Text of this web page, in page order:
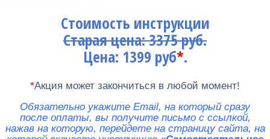
Стоимость инструкции
Старая цена: 3375 руб.
Цена: 1399 руб*.
*Акция может закончиться в любой момент!
Обязательно укажите Email, на который сразу
после оплаты, вы получите письмо с ссылкой,
нажав на которую, перейдете на страницу сайта, на